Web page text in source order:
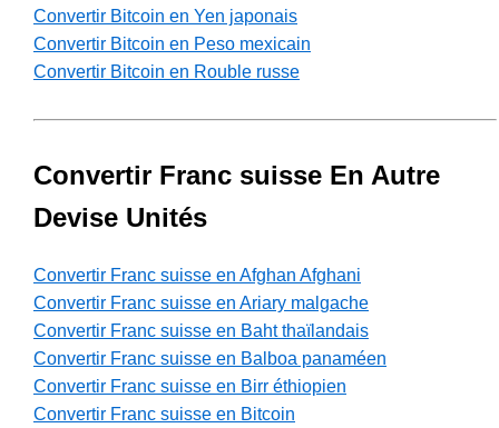
Convertir Bitcoin en Yen japonais
Convertir Bitcoin en Peso mexicain
Convertir Bitcoin en Rouble russe
Convertir Franc suisse En Autre
Devise Unités
Convertir Franc suisse en Afghan Afghani
Convertir Franc suisse en Ariary malgache
Convertir Franc suisse en Baht thaïlandais
Convertir Franc suisse en Balboa panaméen
Convertir Franc suisse en Birr éthiopien
Convertir Franc suisse en Bitcoin